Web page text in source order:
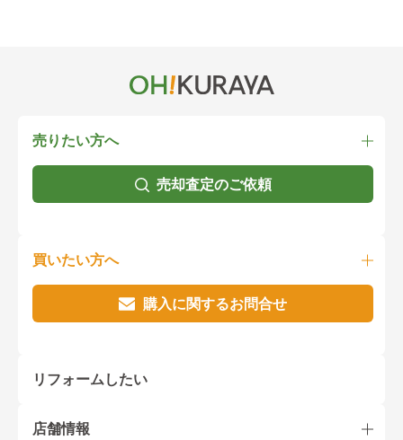
売りたい方へ
売却査定のご依頼
買いたい方へ
購入に関するお問合せ
リフォームしたい
店舗情報